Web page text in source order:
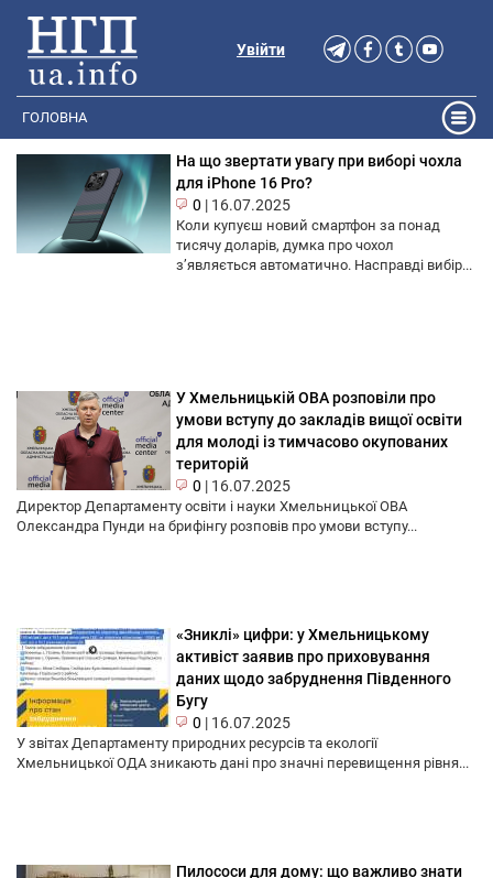
Увійти
ГОЛОВНА
На що звертати увагу при виборі чохла
для iPhone 16 Pro?
0 | 16.07.2025
Коли купуєш новий смартфон за понад
тисячу доларів, думка про чохол
з’являється автоматично. Насправді вибір...
У Хмельницькій ОВА розповіли про
умови вступу до закладів вищої освіти
для молоді із тимчасово окупованих
територій
0 | 16.07.2025
Директор Департаменту освіти і науки Хмельницької ОВА
Олександра Пунди на брифінгу розповів про умови вступу...
«Зниклі» цифри: у Хмельницькому
активіст заявив про приховування
даних щодо забруднення Південного
Бугу
0 | 16.07.2025
У звітах Департаменту природних ресурсів та екології
Хмельницької ОДА зникають дані про значні перевищення рівня...
Пилососи для дому: що важливо знати